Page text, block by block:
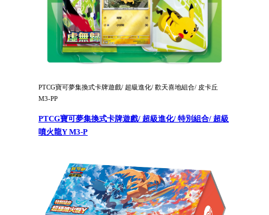
PTCG寶可夢集換式卡牌遊戲/ 超級進化/ 歡天喜地組合/ 皮卡丘
M3-PP
PTCG寶可夢集換式卡牌遊戲/ 超級進化/ 特別組合/ 超級
噴火龍Y M3-P